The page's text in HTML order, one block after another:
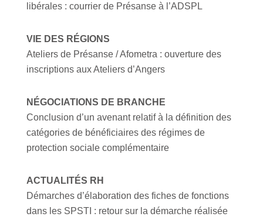
libérales : courrier de Présanse à l’ADSPL
VIE DES RÉGIONS
Ateliers de Présanse / Afometra : ouverture des
inscriptions aux Ateliers d’Angers
NÉGOCIATIONS DE BRANCHE
Conclusion d’un avenant relatif à la définition des
catégories de bénéficiaires des régimes de
protection sociale complémentaire
ACTUALITÉS RH
Démarches d’élaboration des fiches de fonctions
dans les SPSTI : retour sur la démarche réalisée